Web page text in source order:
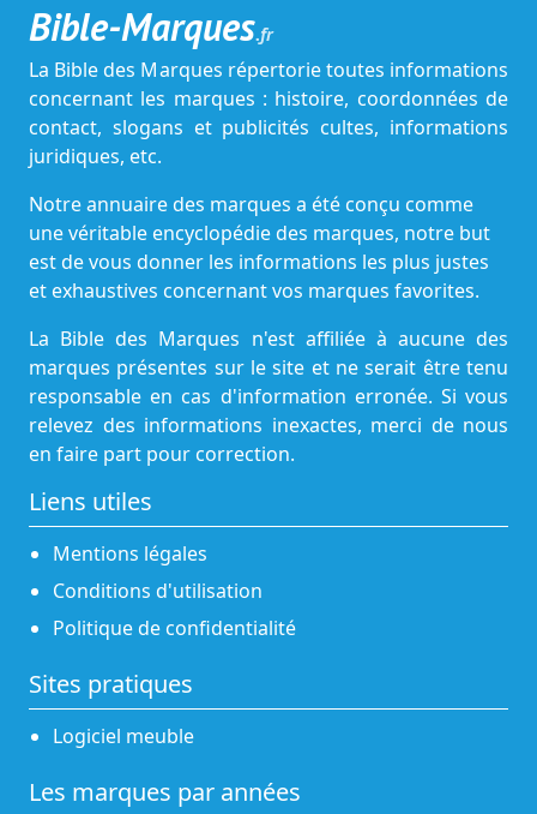
Bible-Marques.fr
La Bible des Marques répertorie toutes informations
concernant les marques : histoire, coordonnées de
contact, slogans et publicités cultes, informations
juridiques, etc.
Notre annuaire des marques a été conçu comme
une véritable encyclopédie des marques, notre but
est de vous donner les informations les plus justes
et exhaustives concernant vos marques favorites.
La Bible des Marques n'est affiliée à aucune des
marques présentes sur le site et ne serait être tenu
responsable en cas d'information erronée. Si vous
relevez des informations inexactes, merci de nous
en faire part pour correction.
Liens utiles
Mentions légales
Conditions d'utilisation
Politique de confidentialité
Sites pratiques
Logiciel meuble
Les marques par années